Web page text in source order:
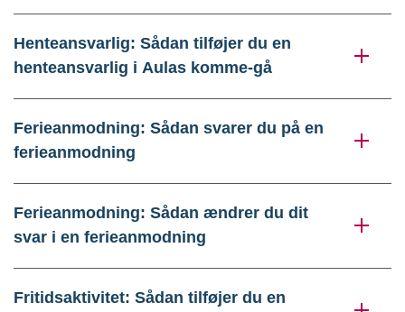
Henteansvarlig: Sådan tilføjer du en
henteansvarlig i Aulas komme-gå
Ferieanmodning: Sådan svarer du på en
ferieanmodning
Ferieanmodning: Sådan ændrer du dit
svar i en ferieanmodning
Fritidsaktivitet: Sådan tilføjer du en